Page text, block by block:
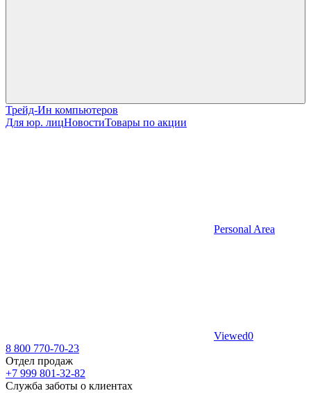
Трейд-Ин компьютеров
Для юр. лицНовостиТовары по акции
Personal Area
Viewed0
8 800 770-70-23
Отдел продаж
+7 999 801-32-82
Служба заботы о клиентах